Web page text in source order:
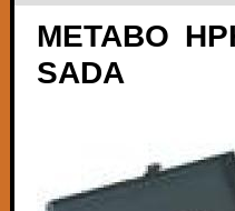
METABO
SADA